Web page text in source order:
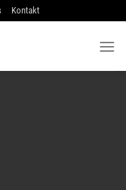
Kontakt